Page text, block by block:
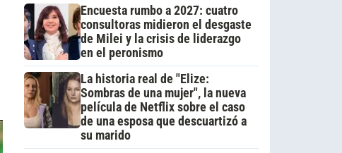
Encuesta rumbo a 2027: cuatro
consultoras midieron el desgaste
de Milei y la crisis de liderazgo
en el peronismo
La historia real de "Elize:
Sombras de una mujer", la nueva
película de Netflix sobre el caso
de una esposa que descuartizó a
su marido